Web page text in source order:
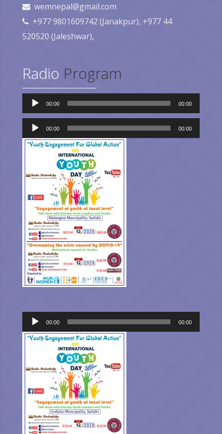
wemnepal@gmail.com
+977 9801609742 (Janakpur), +977 44
520520 (Jaleshwar),
Radio Program
Audio
Player
00:00 00:00
Audio
Player
00:00 00:00
Audio
Player
00:00 00:00